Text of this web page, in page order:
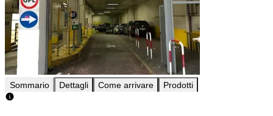
Sommario Dettagli Come arrivare Prodotti